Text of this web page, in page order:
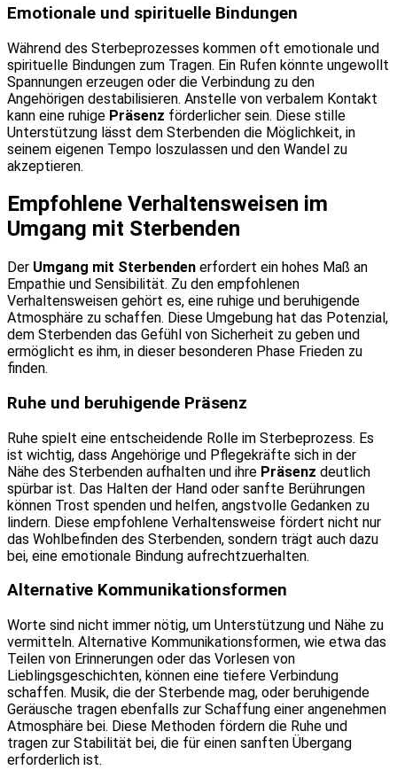
Emotionale und spirituelle Bindungen
Während des Sterbeprozesses kommen oft emotionale und
spirituelle Bindungen zum Tragen. Ein Rufen könnte ungewollt
Spannungen erzeugen oder die Verbindung zu den
Angehörigen destabilisieren. Anstelle von verbalem Kontakt
kann eine ruhige Präsenz förderlicher sein. Diese stille
Unterstützung lässt dem Sterbenden die Möglichkeit, in
seinem eigenen Tempo loszulassen und den Wandel zu
akzeptieren.
Empfohlene Verhaltensweisen im
Umgang mit Sterbenden
Der Umgang mit Sterbenden erfordert ein hohes Maß an
Empathie und Sensibilität. Zu den empfohlenen
Verhaltensweisen gehört es, eine ruhige und beruhigende
Atmosphäre zu schaffen. Diese Umgebung hat das Potenzial,
dem Sterbenden das Gefühl von Sicherheit zu geben und
ermöglicht es ihm, in dieser besonderen Phase Frieden zu
finden.
Ruhe und beruhigende Präsenz
Ruhe spielt eine entscheidende Rolle im Sterbeprozess. Es
ist wichtig, dass Angehörige und Pflegekräfte sich in der
Nähe des Sterbenden aufhalten und ihre Präsenz deutlich
spürbar ist. Das Halten der Hand oder sanfte Berührungen
können Trost spenden und helfen, angstvolle Gedanken zu
lindern. Diese empfohlene Verhaltensweise fördert nicht nur
das Wohlbefinden des Sterbenden, sondern trägt auch dazu
bei, eine emotionale Bindung aufrechtzuerhalten.
Alternative Kommunikationsformen
Worte sind nicht immer nötig, um Unterstützung und Nähe zu
vermitteln. Alternative Kommunikationsformen, wie etwa das
Teilen von Erinnerungen oder das Vorlesen von
Lieblingsgeschichten, können eine tiefere Verbindung
schaffen. Musik, die der Sterbende mag, oder beruhigende
Geräusche tragen ebenfalls zur Schaffung einer angenehmen
Atmosphäre bei. Diese Methoden fördern die Ruhe und
tragen zur Stabilität bei, die für einen sanften Übergang
erforderlich ist.